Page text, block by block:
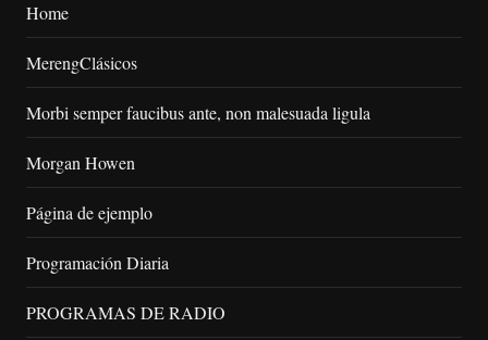
Home
MerengClásicos
Morbi semper faucibus ante, non malesuada ligula
Morgan Howen
Página de ejemplo
Programación Diaria
PROGRAMAS DE RADIO